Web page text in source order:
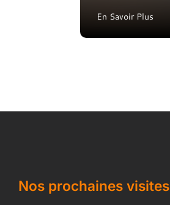
En Savoir Plus
Nos prochaines visites